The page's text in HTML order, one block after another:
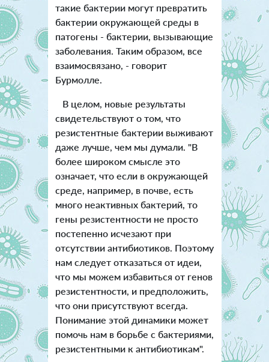
такие бактерии могут превратить
бактерии окружающей среды в
патогены - бактерии, вызывающие
заболевания. Таким образом, все
взаимосвязано, - говорит
Бурмолле.
В целом, новые результаты
свидетельствуют о том, что
резистентные бактерии выживают
даже лучше, чем мы думали. "В
более широком смысле это
означает, что если в окружающей
среде, например, в почве, есть
много неактивных бактерий, то
гены резистентности не просто
постепенно исчезают при
отсутствии антибиотиков. Поэтому
нам следует отказаться от идеи,
что мы можем избавиться от генов
резистентности, и предположить,
что они присутствуют всегда.
Понимание этой динамики может
помочь нам в борьбе с бактериями,
резистентными к антибиотикам".